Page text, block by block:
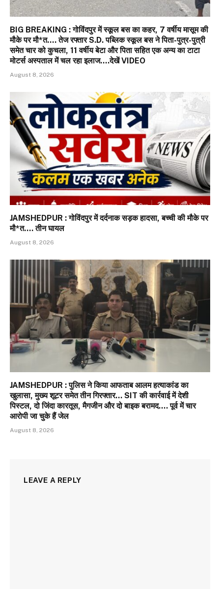
BIG BREAKING : गोविंदपुर में स्कूल बस का कहर, 7 वर्षीय मासूम की
मौके पर मौ*त…. तेज रफ्तार S.D. पब्लिक स्कूल बस ने पिता-पुत्र-पुत्री
समेत चार को कुचला, 11 वर्षीय बेटा और पिता सहित एक अन्य का टाटा
मोटर्स अस्पताल में चल रहा इलाज….देखें VIDEO
August 8, 2026
JAMSHEDPUR : गोविंदपुर में दर्दनाक सड़क हादसा, बच्ची की मौके पर
मौ*त…. तीन घायल
August 8, 2026
JAMSHEDPUR : पुलिस ने किया आफताब आलम हत्याकांड का
खुलासा, मुख्य शूटर समेत तीन गिरफ्तार… SIT की कार्रवाई में देशी
पिस्टल, दो जिंदा कारतूस, मैगजीन और दो बाइक बरामद…. पूर्व में चार
आरोपी जा चुके हैं जेल
August 8, 2026
LEAVE A REPLY